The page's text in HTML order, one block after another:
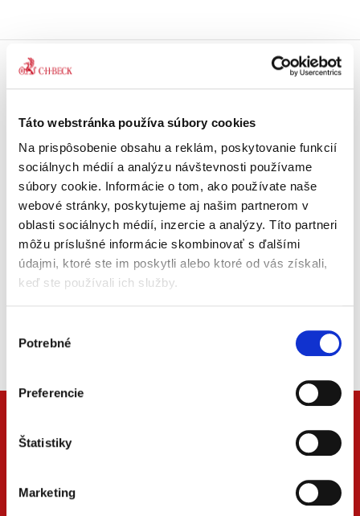
Táto webstránka používa súbory cookies
Na prispôsobenie obsahu a reklám, poskytovanie funkcií
sociálnych médií a analýzu návštevnosti používame
súbory cookie. Informácie o tom, ako používate naše
webové stránky, poskytujeme aj našim partnerom v
oblasti sociálnych médií, inzercie a analýzy. Títo partneri
môžu príslušné informácie skombinovať s ďalšími
údajmi, ktoré ste im poskytli alebo ktoré od vás získali,
keď ste používali ich služby.
súhlasu
Potrebné
Preferencie
Štatistiky
Marketing
Doprava zdarma
pri nákupu nad 99 €.
Tradičné nakladateľstvo
Pôsobíme na trhu už viac ako 11
rokov.
Semináre a Konferencie
Vzdelávajte sa kvalitne.